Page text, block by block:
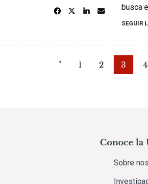
busca
SEGUIR
" 1 2 3 4
Conoce la
Sobre